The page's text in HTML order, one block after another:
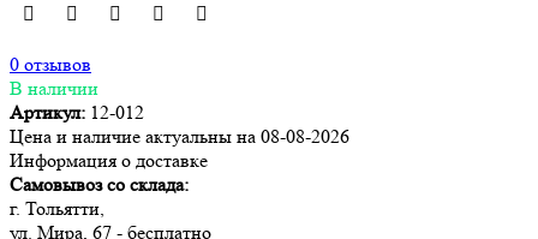
0 отзывов
В наличии
Артикул: 12-012
Цена и наличие актуальны на 08-08-2026
Информация о доставке
Самовывоз со склада:
г. Тольятти,
ул. Мира, 67 - бесплатно